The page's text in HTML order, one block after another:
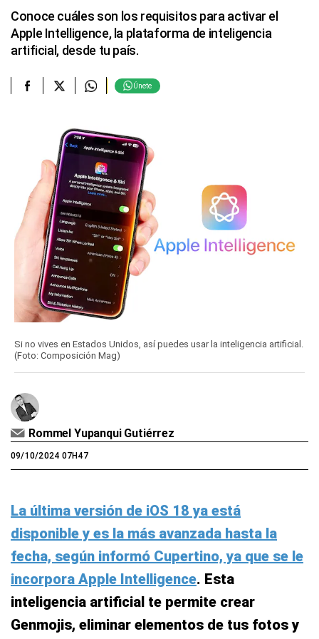
Conoce cuáles son los requisitos para activar el
Apple Intelligence, la plataforma de inteligencia
artificial, desde tu país.
Únete
Si no vives en Estados Unidos, así puedes usar la inteligencia artificial.
(Foto: Composición Mag)
Rommel Yupanqui Gutiérrez
09/10/2024 07H47
La última versión de iOS 18 ya está
disponible y es la más avanzada hasta la
fecha, según informó Cupertino, ya que se le
incorpora Apple Intelligence. Esta
inteligencia artificial te permite crear
Genmojis, eliminar elementos de tus fotos y